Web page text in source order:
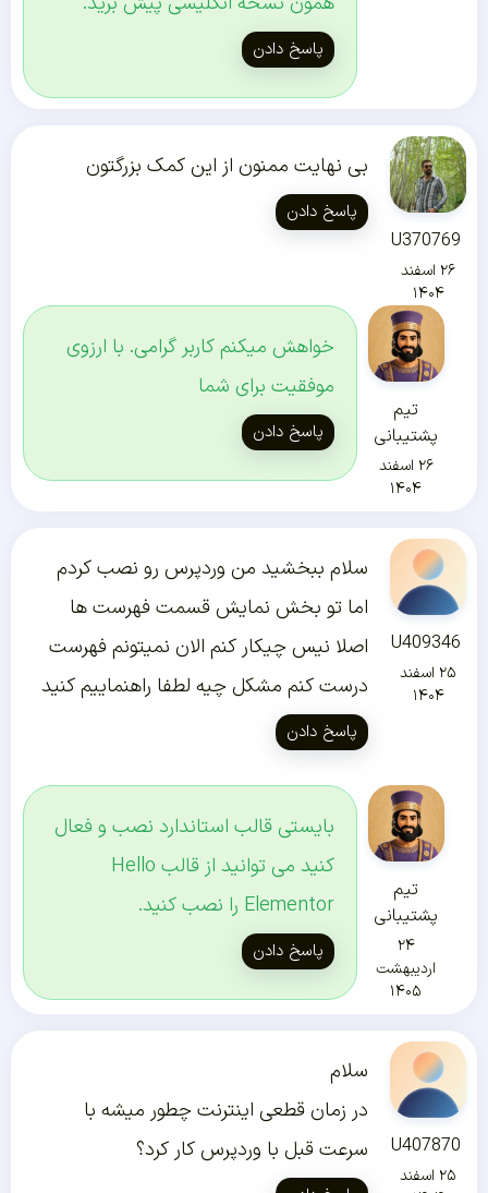
پاسخ دادن
U370769
۲۶ اسفند
۱۴۰۴
بی نهایت ممنون از این کمک بزرگتون
پاسخ دادن
تیم
پشتیبانی
۲۶ اسفند
۱۴۰۴
خواهش میکنم کاربر گرامی. با ارزوی
موفقیت برای شما
پاسخ دادن
U409346
۲۵ اسفند
۱۴۰۴
سلام ببخشید من وردپرس رو نصب کردم
اما تو بخش نمایش قسمت فهرست ها
اصلا نیس چیکار کنم الان نمیتونم فهرست
درست کنم مشکل چیه لطفا راهنماییم کنید
پاسخ دادن
تیم
پشتیبانی
۲۴
اردیبهشت
۱۴۰۵
بایستی قالب استاندارد نصب و فعال
کنید می توانید از قالب Hello
Elementor را نصب کنید.
پاسخ دادن
U407870
۲۵ اسفند
سلام
در زمان قطعی اینترنت چطور میشه با
سرعت قبل با وردپرس کار کرد؟